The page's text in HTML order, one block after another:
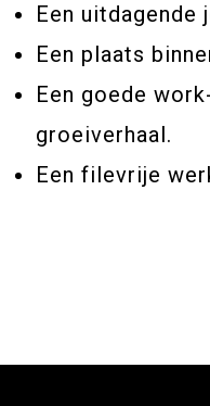
Een
Een plaats
Een goede
groeiverhaal.
Een filevrije